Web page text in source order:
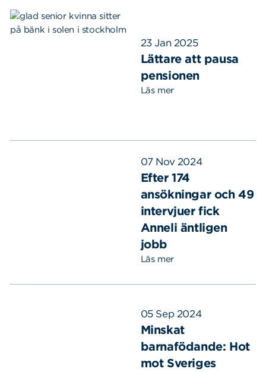
23 Jan 2025
Lättare att pausa
pensionen
Läs mer
07 Nov 2024
Efter 174
ansökningar och 49
intervjuer fick
Anneli äntligen
jobb
Läs mer
05 Sep 2024
Minskat
barnafödande: Hot
mot Sveriges